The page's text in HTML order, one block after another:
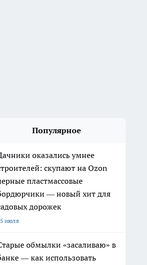
Популярное
оказались умнее
скупают на Ozon
пластмассовые
— новый хит для
дорожек
июля
обмылки «засаливаю» в
— как использовать